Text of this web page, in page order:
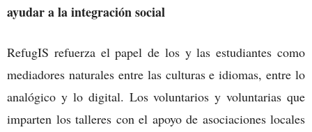
ayudar a la integración social
RefugIS refuerza el papel de los y las estudiantes como
mediadores naturales entre las culturas e idiomas, entre lo
analógico y lo digital. Los voluntarios y voluntarias que
imparten los talleres con el apoyo de asociaciones locales